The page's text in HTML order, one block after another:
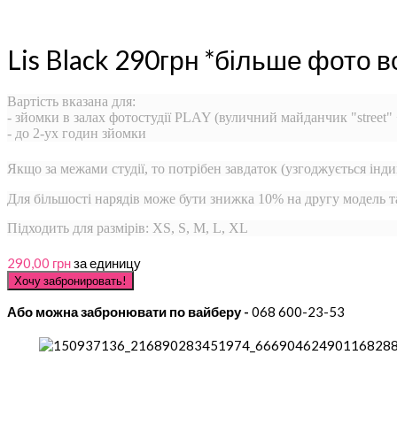
Lis Black 290грн *більше фото
Вартість вказана для:
- зйомки в залах фотостудії PLAY (вуличний майданчик "street"
- до 2-ух годин зйомки
Якщо за межами студії, то потрібен завдаток (узгоджується
Для більшості нарядів може бути знижка 10% на другу
Підходить для размірів: XS, S, M, L, XL
290,00 грнза единицу
Або можна забронювати по вайберу - 068 600-23-53